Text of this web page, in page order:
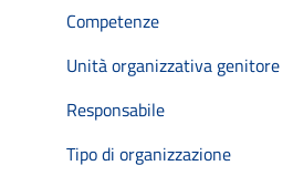
Competenze
Unità organizzativa genitore
Responsabile
Tipo di organizzazione